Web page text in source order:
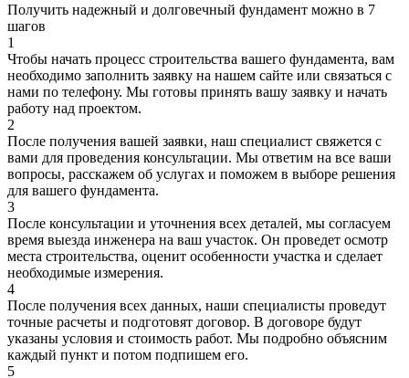
Получить надежный и долговечный фундамент можно в 7
шагов
1
Чтобы начать процесс строительства вашего фундамента, вам
необходимо заполнить заявку на нашем сайте или связаться с
нами по телефону. Мы готовы принять вашу заявку и начать
работу над проектом.
2
После получения вашей заявки, наш специалист свяжется с
вами для проведения консультации. Мы ответим на все ваши
вопросы, расскажем об услугах и поможем в выборе решения
для вашего фундамента.
3
После консультации и уточнения всех деталей, мы согласуем
время выезда инженера на ваш участок. Он проведет осмотр
места строительства, оценит особенности участка и сделает
необходимые измерения.
4
После получения всех данных, наши специалисты проведут
точные расчеты и подготовят договор. В договоре будут
указаны условия и стоимость работ. Мы подробно объясним
каждый пункт и потом подпишем его.
5